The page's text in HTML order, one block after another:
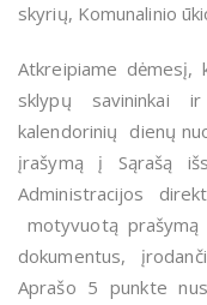
skyrių, Komunalinio
Atkreipiame dėmesį,
sklypų savininkai
kalendorinių dienų
įrašymą į Sąrašą
Administracijos
motyvuotą
dokumentus,
Aprašo 5 punkte